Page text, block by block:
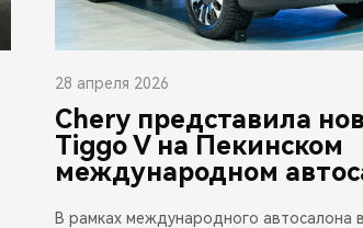
28 апреля 2026
Chery представила
Tiggo V на Пекинском
международном
В рамках международного автосалона